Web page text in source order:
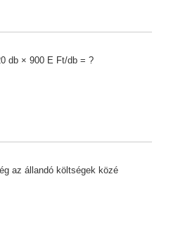
db × 900 E Ft/db = ?
az állandó költségek közé